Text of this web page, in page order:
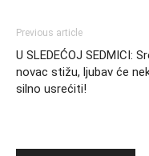
Previous article
U SLEDEĆOJ SEDMICI:
novac stižu, ljubav će
silno usrećiti!